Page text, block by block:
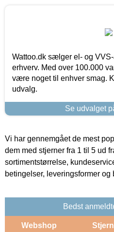
Wattoo.dk sælger el- og
erhverv. Med over 100.000
være noget til enhver smag.
udvalg.
Se udvalget
Vi har gennemgået de mest
dem med stjerner fra 1 til 5 ud
sortimentstørrelse,
betingelser, leveringsformer
Bedst
Webshop